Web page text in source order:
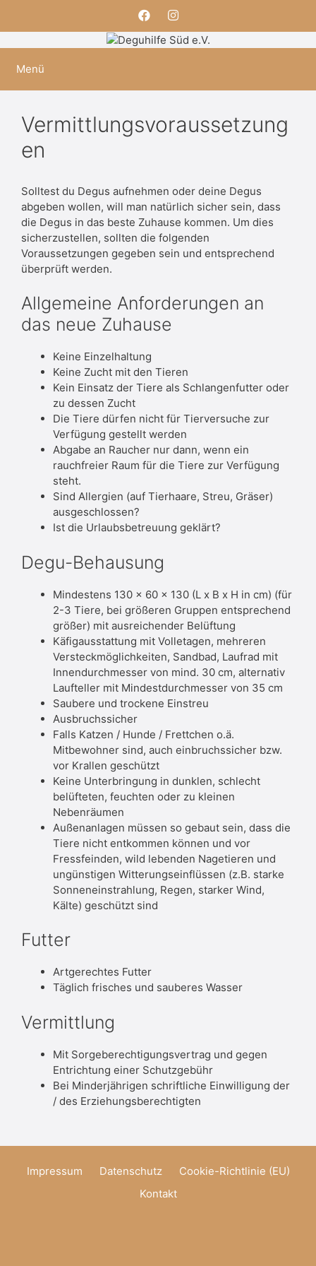
Menü
Vermittlungsvoraussetzung
en
Solltest du Degus aufnehmen oder deine Degus
abgeben wollen, will man natürlich sicher sein, dass
die Degus in das beste Zuhause kommen. Um dies
sicherzustellen, sollten die folgenden
Voraussetzungen gegeben sein und entsprechend
überprüft werden.
Allgemeine Anforderungen an
das neue Zuhause
Keine Einzelhaltung
Keine Zucht mit den Tieren
Kein Einsatz der Tiere als Schlangenfutter oder
zu dessen Zucht
Die Tiere dürfen nicht für Tierversuche zur
Verfügung gestellt werden
Abgabe an Raucher nur dann, wenn ein
rauchfreier Raum für die Tiere zur Verfügung
steht.
Sind Allergien (auf Tierhaare, Streu, Gräser)
ausgeschlossen?
Ist die Urlaubsbetreuung geklärt?
Degu-Behausung
Mindestens 130 x 60 x 130 (L x B x H in cm) (für
2-3 Tiere, bei größeren Gruppen entsprechend
größer) mit ausreichender Belüftung
Käfigausstattung mit Volletagen, mehreren
Versteckmöglichkeiten, Sandbad, Laufrad mit
Innendurchmesser von mind. 30 cm, alternativ
Laufteller mit Mindestdurchmesser von 35 cm
Saubere und trockene Einstreu
Ausbruchssicher
Falls Katzen / Hunde / Frettchen o.ä.
Mitbewohner sind, auch einbruchssicher bzw.
vor Krallen geschützt
Keine Unterbringung in dunklen, schlecht
belüfteten, feuchten oder zu kleinen
Nebenräumen
Außenanlagen müssen so gebaut sein, dass die
Tiere nicht entkommen können und vor
Fressfeinden, wild lebenden Nagetieren und
ungünstigen Witterungseinflüssen (z.B. starke
Sonneneinstrahlung, Regen, starker Wind,
Kälte) geschützt sind
Futter
Artgerechtes Futter
Täglich frisches und sauberes Wasser
Vermittlung
Mit Sorgeberechtigungsvertrag und gegen
Entrichtung einer Schutzgebühr
Bei Minderjährigen schriftliche Einwilligung der
/ des Erziehungsberechtigten
Impressum Datenschutz
Cookie-Richtlinie (EU)
Kontakt